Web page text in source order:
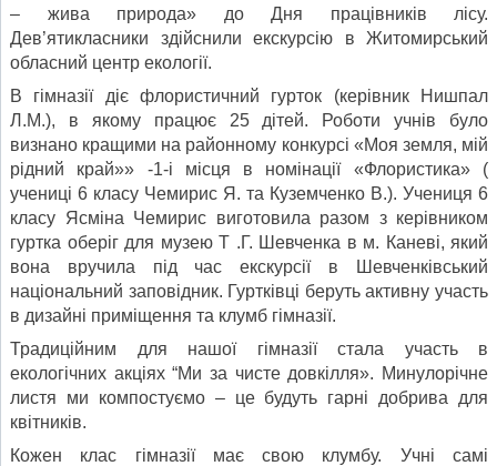
– жива природа» до Дня працівників лісу.
Дев’ятикласники здійснили екскурсію в Житомирський
обласний центр екології.
В гімназії діє флористичний гурток (керівник Нишпал
Л.М.), в якому працює 25 дітей. Роботи учнів було
визнано кращими на районному конкурсі «Моя земля, мій
рідний край»» -1-і місця в номінації «Флористика» (
учениці 6 класу Чемирис Я. та Куземченко В.). Учениця 6
класу Ясміна Чемирис виготовила разом з керівником
гуртка оберіг для музею Т .Г. Шевченка в м. Каневі, який
вона вручила під час екскурсії в Шевченківський
національний заповідник. Гуртківці беруть активну участь
в дизайні приміщення та клумб гімназії.
Традиційним для нашої гімназії стала участь в
екологічних акціях “Ми за чисте довкілля». Минулорічне
листя ми компостуємо – це будуть гарні добрива для
квітників.
Кожен клас гімназії має свою клумбу. Учні самі